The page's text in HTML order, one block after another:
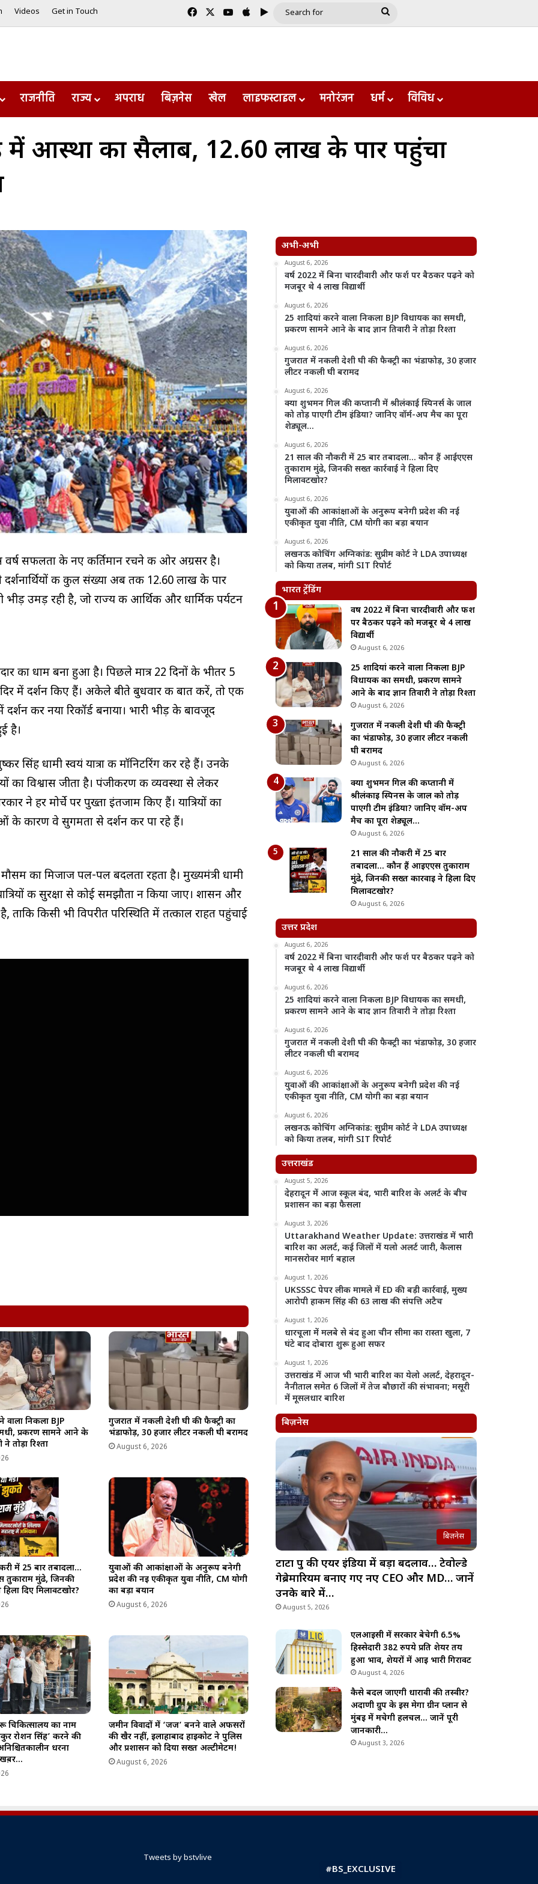
Videos Get in Touch FacebookYouTube
AppleGoogle Play
Search
राजनीति राज्य अपराध बिज़नेस खेल लाइफस्टाइल मनोरंजन धर्म विविध
में आस्था का सैलाब, 12.60 लाख के पार पहुंचा
वर्ष सफलता के नए कीर्तिमान रचने की ओर अग्रसर है।
की कुल संख्या अब तक 12.60 लाख के पार
उमड़ रही है, जो राज्य की आर्थिकी और धार्मिक पर्यटन
का धाम बना हुआ है। पिछले मात्र 22 दिनों के भीतर 5
में दर्शन किए हैं। अकेले बीते बुधवार की बात करें, तो एक
कर नया रिकॉर्ड बनाया। भारी भीड़ के बावजूद
है।
सिंह धामी स्वयं यात्रा की मॉनिटरिंग कर रहे हैं। उनके
का विश्वास जीता है। पंजीकरण की व्यवस्था से लेकर
ने हर मोर्चे पर पुख्ता इंतजाम किए हैं। यात्रियों का
के कारण वे सुगमता से दर्शन कर पा रहे हैं।
मौसम का मिजाज पल-पल बदलता रहता है। मुख्यमंत्री धामी
की सुरक्षा से कोई समझौता न किया जाए। शासन और
ताकि किसी भी विपरीत परिस्थिति में तत्काल राहत पहुंचाई
वाला निकला BJP
प्रकरण सामने आने के
ने तोड़ा रिश्ता
गुजरात में नकली देशी घी की फैक्ट्री का
भंडाफोड़, 30 हजार लीटर नकली घी बरामद
August 6, 2026
में 25 बार तबादला…
मुंढे, जिनकी
दिए मिलावटखोर?
युवाओं की आकांक्षाओं के अनुरूप बनेगी
प्रदेश की नई एकीकृत युवा नीति, CM योगी
का बड़ा बयान
August 6, 2026
चिकित्सालय का नाम
रोशन सिंह’ करने की
धरना
जमीन विवादों में ‘जज’ बनने वाले अफसरों
की खैर नहीं, इलाहाबाद हाईकोर्ट ने पुलिस
और प्रशासन को दिया सख्त अल्टीमेटम!
August 6, 2026
अभी-अभी
August 6, 2026
वर्ष 2022 में बिना चारदीवारी और फर्श पर बैठकर पढ़ने को
मजबूर थे 4 लाख विद्यार्थी
August 6, 2026
25 शादियां करने वाला निकला BJP विधायक का समधी,
प्रकरण सामने आने के बाद ज्ञान तिवारी ने तोड़ा रिश्ता
August 6, 2026
गुजरात में नकली देशी घी की फैक्ट्री का भंडाफोड़, 30 हजार
लीटर नकली घी बरामद
August 6, 2026
क्या शुभमन गिल की कप्तानी में श्रीलंकाई स्पिनर्स के जाल
को तोड़ पाएगी टीम इंडिया? जानिए वॉर्म-अप मैच का पूरा
शेड्यूल…
August 6, 2026
21 साल की नौकरी में 25 बार तबादला… कौन हैं आईएएस
तुकाराम मुंढे, जिनकी सख्त कार्रवाई ने हिला दिए
मिलावटखोर?
August 6, 2026
युवाओं की आकांक्षाओं के अनुरूप बनेगी प्रदेश की नई
एकीकृत युवा नीति, CM योगी का बड़ा बयान
August 6, 2026
लखनऊ कोचिंग अग्निकांड: सुप्रीम कोर्ट ने LDA उपाध्यक्ष
को किया तलब, मांगी SIT रिपोर्ट
भारत ट्रेंडिंग
वर्ष 2022 में बिना चारदीवारी और फर्श
पर बैठकर पढ़ने को मजबूर थे 4 लाख
विद्यार्थी
August 6, 2026
25 शादियां करने वाला निकला BJP
विधायक का समधी, प्रकरण सामने
आने के बाद ज्ञान तिवारी ने तोड़ा रिश्ता
August 6, 2026
गुजरात में नकली देशी घी की फैक्ट्री
का भंडाफोड़, 30 हजार लीटर नकली
घी बरामद
August 6, 2026
क्या शुभमन गिल की कप्तानी में
श्रीलंकाई स्पिनर्स के जाल को तोड़
पाएगी टीम इंडिया? जानिए वॉर्म-अप
मैच का पूरा शेड्यूल…
August 6, 2026
21 साल की नौकरी में 25 बार
तबादला… कौन हैं आईएएस तुकाराम
मुंढे, जिनकी सख्त कार्रवाई ने हिला दिए
मिलावटखोर?
August 6, 2026
उत्तर प्रदेश
August 6, 2026
वर्ष 2022 में बिना चारदीवारी और फर्श पर बैठकर पढ़ने को
मजबूर थे 4 लाख विद्यार्थी
August 6, 2026
25 शादियां करने वाला निकला BJP विधायक का समधी,
प्रकरण सामने आने के बाद ज्ञान तिवारी ने तोड़ा रिश्ता
August 6, 2026
गुजरात में नकली देशी घी की फैक्ट्री का भंडाफोड़, 30 हजार
लीटर नकली घी बरामद
August 6, 2026
युवाओं की आकांक्षाओं के अनुरूप बनेगी प्रदेश की नई
एकीकृत युवा नीति, CM योगी का बड़ा बयान
August 6, 2026
लखनऊ कोचिंग अग्निकांड: सुप्रीम कोर्ट ने LDA उपाध्यक्ष
को किया तलब, मांगी SIT रिपोर्ट
उत्तराखंड
August 5, 2026
देहरादून में आज स्कूल बंद, भारी बारिश के अलर्ट के बीच
प्रशासन का बड़ा फैसला
August 3, 2026
Uttarakhand Weather Update: उत्तराखंड में भारी
बारिश का अलर्ट, कई जिलों में यलो अलर्ट जारी, कैलास
मानसरोवर मार्ग बहाल
August 1, 2026
UKSSSC पेपर लीक मामले में ED की बड़ी कार्रवाई, मुख्य
आरोपी हाकम सिंह की 63 लाख की संपत्ति अटैच
August 1, 2026
धारचूला में मलबे से बंद हुआ चीन सीमा का रास्ता खुला, 7
घंटे बाद दोबारा शुरू हुआ सफर
August 1, 2026
उत्तराखंड में आज भी भारी बारिश का येलो अलर्ट, देहरादून-
नैनीताल समेत 6 जिलों में तेज बौछारों की संभावना; मसूरी
में मूसलधार बारिश
बिज़नेस
बिज़नेस
टाटा ग्रुप की एयर इंडिया में बड़ा बदलाव… टेवोल्डे
गेब्रेमारियम बनाए गए नए CEO और MD… जानें
उनके बारे में…
August 5, 2026
एलआईसी में सरकार बेचेगी 6.5%
हिस्सेदारी 382 रुपये प्रति शेयर तय
हुआ भाव, शेयरों में आई भारी गिरावट
August 4, 2026
कैसे बदल जाएगी धारावी की तस्वीर?
अदाणी ग्रुप के इस मेगा ग्रीन प्लान से
मुंबई में मचेगी हलचल… जानें पूरी
जानकारी…
August 3, 2026
Tweets by bstvlive
#BS_EXCLUSIVE